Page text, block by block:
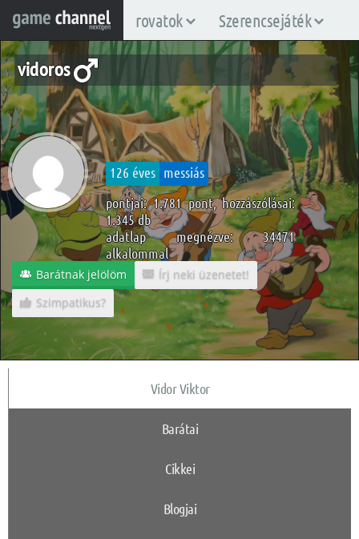
rovatok Szerencsejáték
vidoros
126 éves messiás
pontjai: 1.781 pont, hozzászólásai:
1.345 db
adatlap megnézve: 34471
alkalommal
Barátnak jelölöm
Írj neki üzenetet!
Szimpatikus?
Vidor Viktor
Barátai
Cikkei
Blogjai